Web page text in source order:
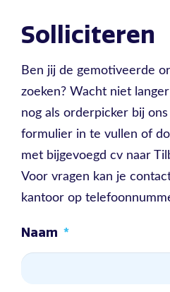
Solliciteren
Ben jij de gemotiveerde
zoeken? Wacht niet
nog als orderpicker bij
formulier in te vullen of
met bijgevoegd cv naar
Voor vragen kan je
kantoor op
Naam *